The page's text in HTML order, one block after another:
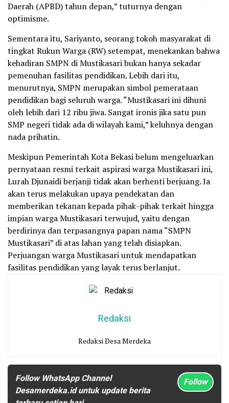
Daerah (APBD) tahun depan,” tuturnya dengan
optimisme.
Sementara itu, Sariyanto, seorang tokoh masyarakat di
tingkat Rukun Warga (RW) setempat, menekankan bahwa
kehadiran SMPN di Mustikasari bukan hanya sekadar
pemenuhan fasilitas pendidikan. Lebih dari itu,
menurutnya, SMPN merupakan simbol pemerataan
pendidikan bagi seluruh warga. “Mustikasari ini dihuni
oleh lebih dari 12 ribu jiwa. Sangat ironis jika satu pun
SMP negeri tidak ada di wilayah kami,” keluhnya dengan
nada prihatin.
Meskipun Pemerintah Kota Bekasi belum mengeluarkan
pernyataan resmi terkait aspirasi warga Mustikasari ini,
Lurah Djunaidi berjanji tidak akan berhenti berjuang. Ia
akan terus melakukan upaya pendekatan dan
memberikan tekanan kepada pihak-pihak terkait hingga
impian warga Mustikasari terwujud, yaitu dengan
berdirinya dan terpasangnya papan nama “SMPN
Mustikasari” di atas lahan yang telah disiapkan.
Perjuangan warga Mustikasari untuk mendapatkan
fasilitas pendidikan yang layak terus berlanjut.
Redaksi
Redaksi Desa Merdeka
Follow WhatsApp Channel
Desamerdeka.id untuk update berita
Follow